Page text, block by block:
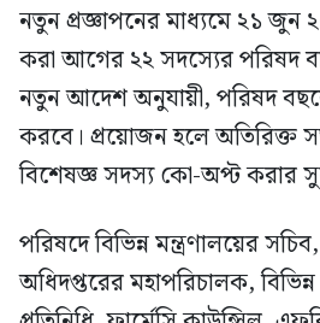
নতুন প্রজ্ঞাপনের মাধ্যমে ২১ জুন
করা আগের ২২ সদস্যের পরিষদ
নতুন আদেশ অনুযায়ী, পরিষদ
করবে। প্রয়োজন হলে
বিশেষজ্ঞ সদস্য কো-অপ্ট করার
পরিষদে বিভিন্ন মন্ত্রণালয়ের
অধিদপ্তরের মহাপরিচালক, বিভিন্ন